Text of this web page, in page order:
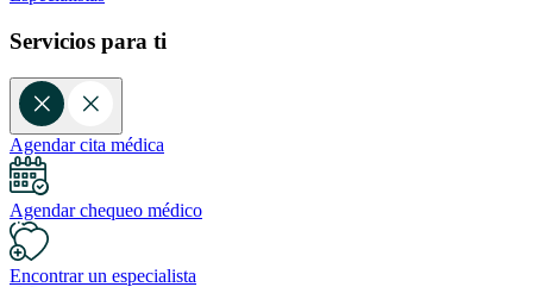
Servicios para ti
Agendar cita médica
Agendar chequeo médico
Encontrar un especialista